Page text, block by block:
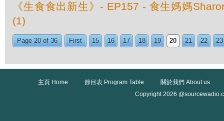
《生食食出新生》- EP157 - 食生媽媽
(1)
Page 20 of 36 First 15 16 17 18 19 20 21 22 23
主頁 Home 節目表 Program Table
關於我們 About us
Copyright 2026